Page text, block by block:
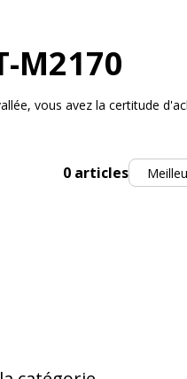
M2170
vous avez la certitude
0 articlesTrier